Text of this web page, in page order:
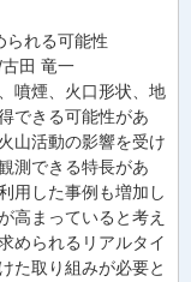
られる可能性
田 竜一
噴煙、火口形状、地
できる可能性があ
山活動の影響を受け
測できる特長があ
用した事例も増加し
高まっていると考え
められるリアルタイ
た取り組みが必要と